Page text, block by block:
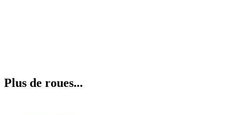
Plus de roues...